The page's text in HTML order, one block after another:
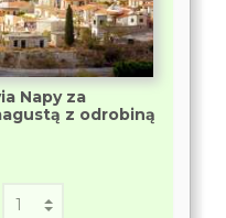
Napy za
z odrobiną